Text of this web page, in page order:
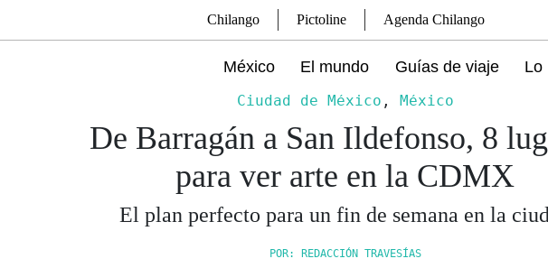
Chilango Pictoline Agenda Chilango
México El mundo Guías de viaje Lo
Ciudad de México , México
De Barragán a San Ildefonso, 8
para ver arte en la CDMX
El plan perfecto para un fin de semana en la
POR: REDACCIÓN TRAVESÍAS